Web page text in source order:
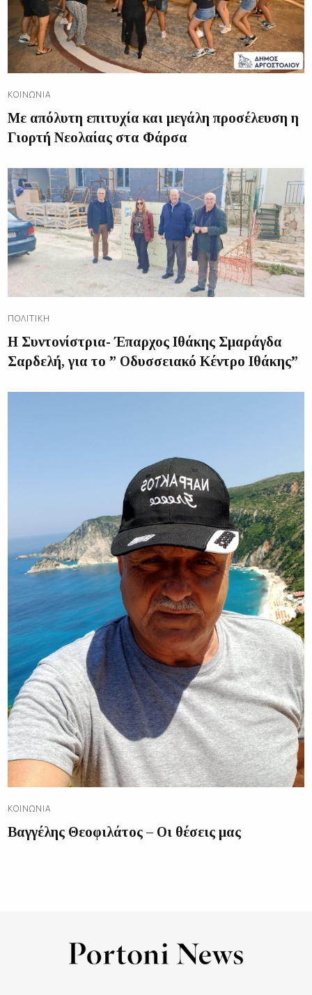
ΚΟΙΝΩΝΊΑ
Με απόλυτη επιτυχία και μεγάλη προσέλευση η
Γιορτή Νεολαίας στα Φάρσα
ΠΟΛΙΤΙΚΉ
Η Συντονίστρια- Έπαρχος Ιθάκης Σμαράγδα
Σαρδελή, για το ” Οδυσσειακό Κέντρο Ιθάκης”
ΚΟΙΝΩΝΊΑ
Βαγγέλης Θεοφιλάτος – Οι θέσεις μας